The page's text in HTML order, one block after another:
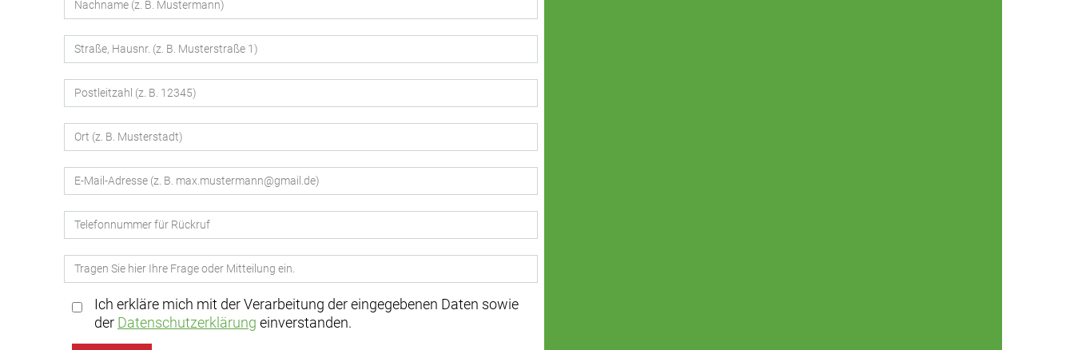
Ich erkläre mich mit der Verarbeitung der eingegebenen Daten sowie
der Datenschutzerklärung einverstanden.